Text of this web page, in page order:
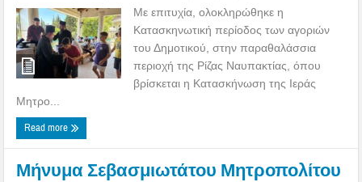
Με επιτυχία, ολοκληρώθηκε η
Κατασκηνωτική περίοδος των αγοριών
του Δημοτικού, στην παραθαλάσσια
περιοχή της Ρίζας Ναυπακτίας, όπου
βρίσκεται η Κατασκήνωση της Ιεράς
Μητρο...
Read more
Μήνυμα Σεβασμιωτάτου Μητροπολίτου